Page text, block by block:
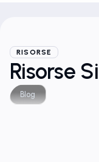
RISORSE
Risorse
Blog